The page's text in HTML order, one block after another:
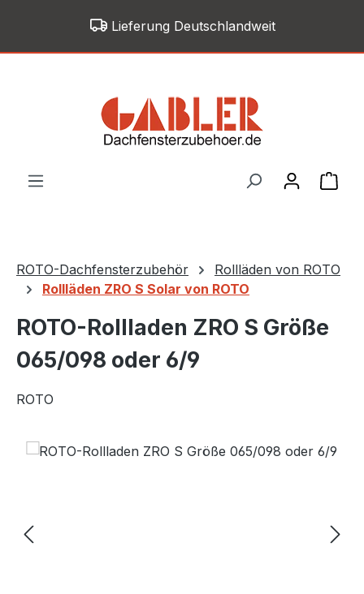
Zum Hauptinhalt springenLieferung Deutschlandweit
ROTO-Dachfensterzubehör
Rollläden von ROTO
Rollläden ZRO S Solar von ROTO
ROTO-Rollladen ZRO S Größe
065/098 oder 6/9
ROTO
Bildergalerie überspringen